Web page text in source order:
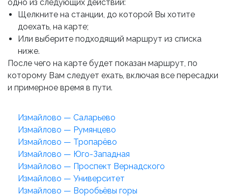
одно из следующих действий:
Щелкните на станции, до которой Вы хотите
доехать, на карте;
Или выберите подходящий маршрут из списка
ниже.
После чего на карте будет показан маршрут, по
которому Вам следует ехать, включая все пересадки
и примерное время в пути.
Измайлово — Саларьево
Измайлово — Румянцево
Измайлово — Тропарёво
Измайлово — Юго-Западная
Измайлово — Проспект Вернадского
Измайлово — Университет
Измайлово — Воробьёвы горы